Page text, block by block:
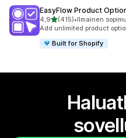
EasyFlow Product
4,9/ 5 tähteä
(415)
415 arvostelua yhteensä
•Ilmainen
Add unlimited product
Built for Shopify